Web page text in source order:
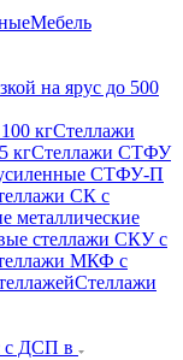
Мебель
на ярус до 500
кгСтеллажи
кгСтеллажи СТФУ
СТФУ-П
СК с
металлические
стеллажи СКУ с
МКФ с
Стеллажи
с ДСП в